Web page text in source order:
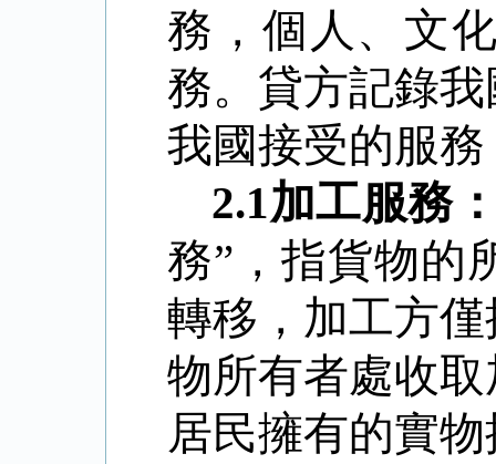
務，個人、文
務。貸方記錄
我國接受的服
2.1加工服務
務”，指貨物的
轉移，加工方
物所有者處收
居民擁有的實